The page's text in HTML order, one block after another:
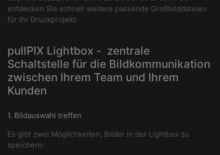
entdecken Sie schnell weitere passende Großbilddateien
für Ihr Druckprojekt.
pullPIX Lightbox - zentrale
Schaltstelle für die Bildkommunikation
zwischen Ihrem Team und Ihrem
Kunden
1. Bildauswahl treffen
Es gibt zwei Möglichkeiten, Bilder in der Lightbox zu
speichern: